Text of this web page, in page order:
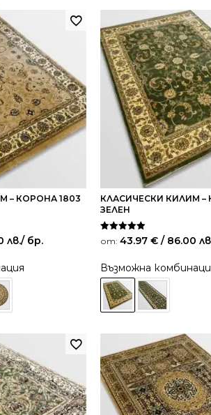
– КОРОНА 1803
лв./ бр.
КЛАСИЧЕСКИ КИЛИМ –
ЗЕЛЕН
Оценено на
5.00
от: 43.97 € / 86.00
Възможна